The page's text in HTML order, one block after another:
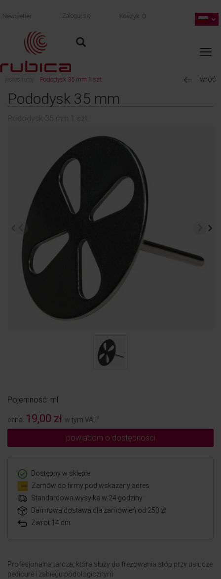
Newsletter Zaloguj się Koszyk 0
jesteś tutaj: Pododysk 35 mm 1 szt. wróć
Pododysk 35 mm
Pododysk 35 mm 1 szt.
Pojemność: ml
cena: 19,00 zł w tym VAT
powiadom o dostępności
Dostępny w sklepie
Zamów do firmy pod wskazany adres
Standardowa wysyłka w 24 godziny
Darmowa dostawa dla zamówień od 250 zł
Zwrot 14 dni
Profesjonalna tarcza, która służy do frezowania stóp przy usłudze
pedicure i zabiegu podologicznym